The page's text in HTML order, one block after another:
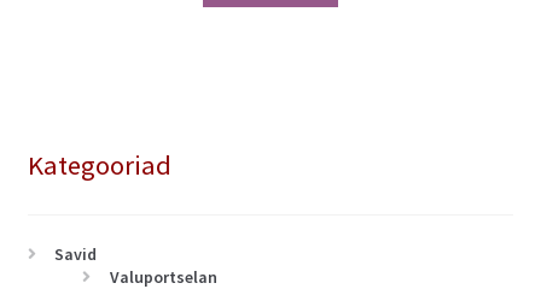
Kategooriad
Savid
Valuportselan